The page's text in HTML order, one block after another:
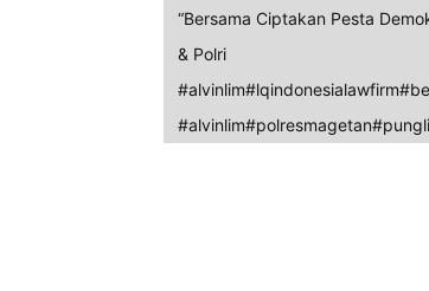
“Bersama Ciptakan Pesta
& Polri